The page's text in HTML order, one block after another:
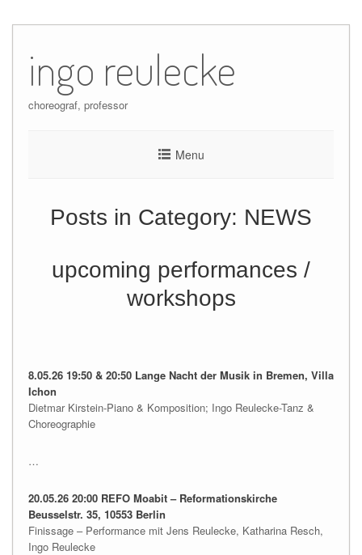
content
ingo reulecke
choreograf, professor
Menu
Posts in Category: NEWS
upcoming performances /
workshops
8.05.26 19:50 & 20:50 Lange Nacht der Musik in Bremen, Villa
Ichon
Dietmar Kirstein-Piano & Komposition; Ingo Reulecke-Tanz &
Choreographie
…
20.05.26 20:00 REFO Moabit – Reformationskirche
Beusselstr. 35, 10553 Berlin
Finissage – Performance mit Jens Reulecke, Katharina Resch,
Ingo Reulecke